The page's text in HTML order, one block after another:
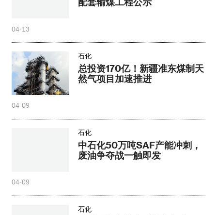
04-13
石化
总投资170亿！新疆准东煤制天
然气项目加速推进
04-09
石化
中石化50万吨SAF产能冲刺，
废油争夺战一触即发
04-09
石化